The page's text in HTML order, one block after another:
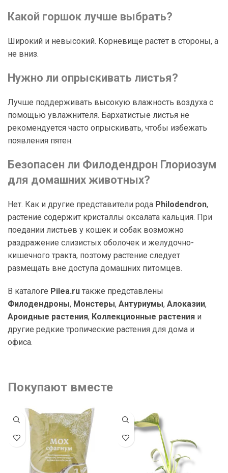
Какой горшок лучше выбрать?
Широкий и невысокий. Корневище растёт в стороны, а
не вниз.
Нужно ли опрыскивать листья?
Лучше поддерживать высокую влажность воздуха с
помощью увлажнителя. Бархатистые листья не
рекомендуется часто опрыскивать, чтобы избежать
появления пятен.
Безопасен ли Филодендрон Глориозум
для домашних животных?
Нет. Как и другие представители рода Philodendron,
растение содержит кристаллы оксалата кальция. При
поедании листьев у кошек и собак возможно
раздражение слизистых оболочек и желудочно-
кишечного тракта, поэтому растение следует
размещать вне доступа домашних питомцев.
В каталоге Pilea.ru также представлены
Филодендроны, Монстеры, Антуриумы, Алоказии,
Ароидные растения, Коллекционные растения и
другие редкие тропические растения для дома и
офиса.
Покупают вместе